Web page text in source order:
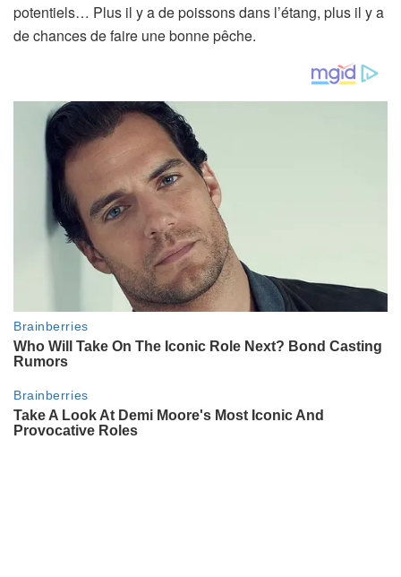
potentiels… Plus il y a de poissons dans l’étang, plus il y a
de chances de faire une bonne pêche.